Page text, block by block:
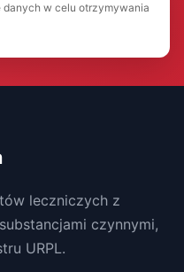
w celu otrzymywania
leczniczych z
czynnymi,
URPL.